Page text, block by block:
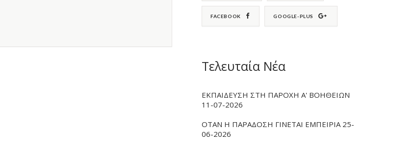
FACEBOOK GOOGLE-PLUS
Τελευταία Νέα
ΕΚΠΑΙΔΕΥΣΗ ΣΤΗ ΠΑΡΟΧΗ Α' ΒΟΗΘΕΙΩΝ
11-07-2026
ΟΤΑΝ Η ΠΑΡΑΔΟΣΗ ΓΙΝΕΤΑΙ ΕΜΠΕΙΡΙΑ 25-
06-2026